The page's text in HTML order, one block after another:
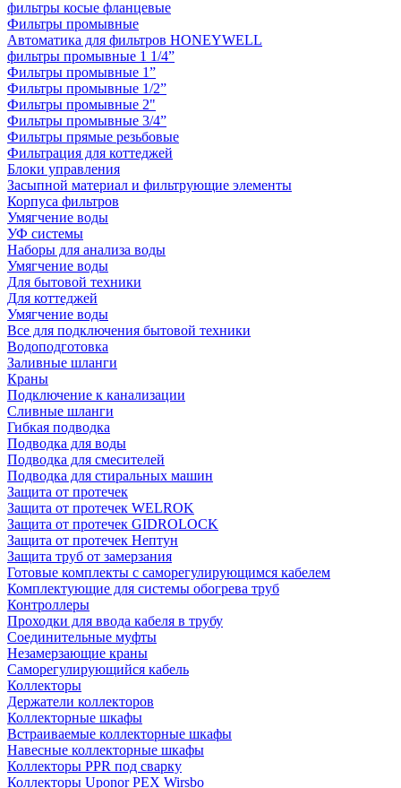
фильтры косые фланцевые
Фильтры промывные
Автоматика для фильтров HONEYWELL
фильтры промывные 1 1/4”
Фильтры промывные 1”
Фильтры промывные 1/2”
Фильтры промывные 2"
Фильтры промывные 3/4”
Фильтры прямые резьбовые
Фильтрация для коттеджей
Блоки управления
Засыпной материал и фильтрующие элементы
Корпуса фильтров
Умягчение воды
УФ системы
Наборы для анализа воды
Умягчение воды
Для бытовой техники
Для коттеджей
Умягчение воды
Все для подключения бытовой техники
Водоподготовка
Заливные шланги
Краны
Подключение к канализации
Сливные шланги
Гибкая подводка
Подводка для воды
Подводка для смесителей
Подводка для стиральных машин
Защита от протечек
Защита от протечек WELROK
Защита от протечек GIDROLOCK
Защита от протечек Нептун
Защита труб от замерзания
Готовые комплекты с саморегулирующимся кабелем
Комплектующие для системы обогрева труб
Контроллеры
Проходки для ввода кабеля в трубу
Соединительные муфты
Незамерзающие краны
Саморегулирующийся кабель
Коллекторы
Держатели коллекторов
Коллекторные шкафы
Встраиваемые коллекторные шкафы
Навесные коллекторные шкафы
Коллекторы PPR под сварку
Коллекторы Uponor PEX Wirsbo